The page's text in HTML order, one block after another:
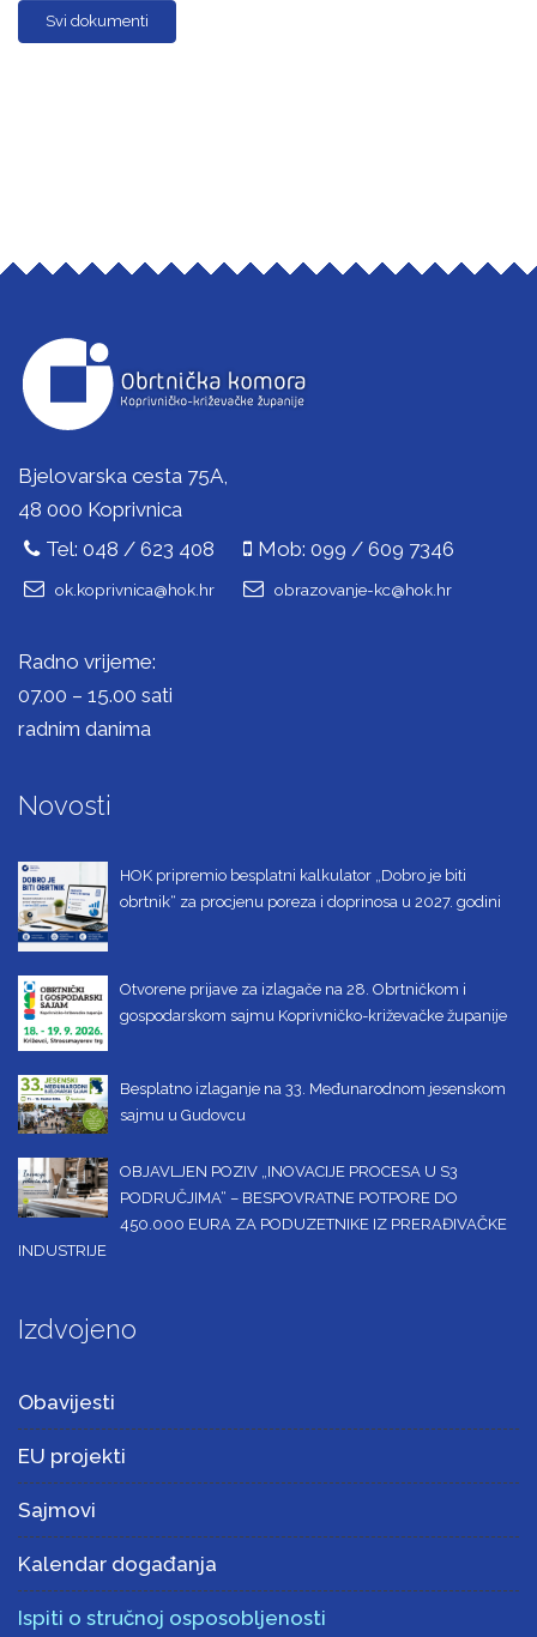
Svi dokumenti
Bjelovarska cesta 75A,
48 000 Koprivnica
Tel: 048 / 623 408
Mob: 099 / 609 7346
ok.koprivnica@hok.hr obrazovanje-kc@hok.hr
Radno vrijeme:
07.00 – 15.00 sati
radnim danima
Novosti
HOK pripremio besplatni kalkulator „Dobro je biti
obrtnik“ za procjenu poreza i doprinosa u 2027. godini
Otvorene prijave za izlagače na 28. Obrtničkom i
gospodarskom sajmu Koprivničko-križevačke županije
Besplatno izlaganje na 33. Međunarodnom jesenskom
sajmu u Gudovcu
OBJAVLJEN POZIV „INOVACIJE PROCESA U S3
PODRUČJIMA“ – BESPOVRATNE POTPORE DO
450.000 EURA ZA PODUZETNIKE IZ PRERAĐIVAČKE
INDUSTRIJE
Izdvojeno
Obavijesti
EU projekti
Sajmovi
Kalendar događanja
Ispiti o stručnoj osposobljenosti